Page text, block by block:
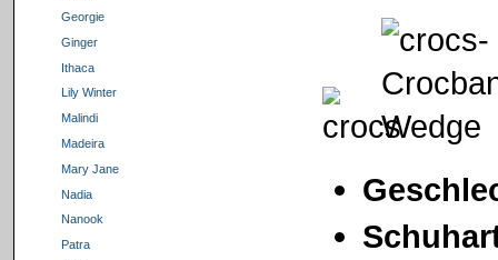
Georgie
Ginger
Ithaca
Lily Winter
Malindi
Madeira
Mary Jane
Nadia
Nanook
Patra